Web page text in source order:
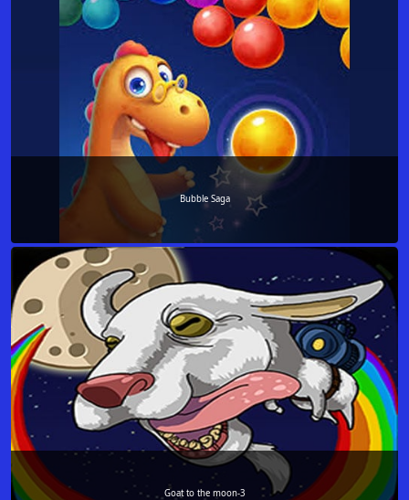
Bubble Saga
Goat to the moon-3